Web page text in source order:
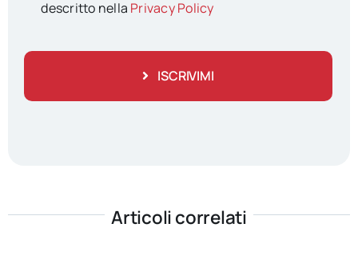
descritto nella Privacy Policy
ISCRIVIMI
Articoli correlati